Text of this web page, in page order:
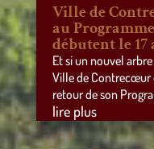
Ville de
au
débutent le 17
Et si un nouvel
Ville de Contrecœur
retour de son
lire plus